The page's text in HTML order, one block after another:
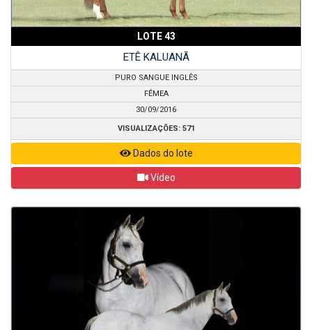
LOTE 43
ETÊ KALUANÃ
PURO SANGUE INGLÊS
FÊMEA
30/09/2016
VISUALIZAÇÕES: 571
Dados do lote
Vídeo